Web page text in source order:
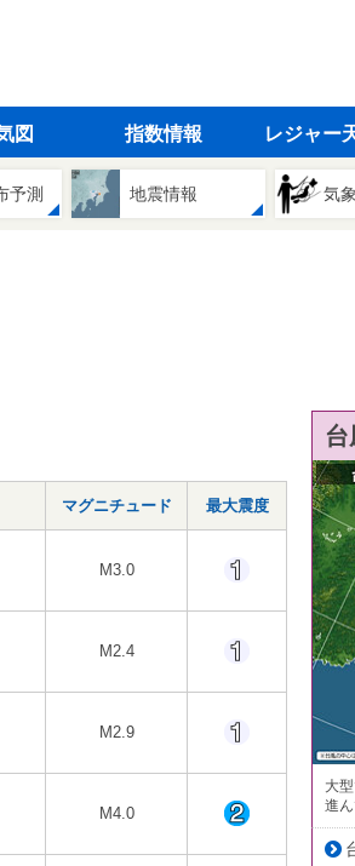
図 指数情報 レジャー
予測 地震情報 気
マグニチュード 最大震度
M3.0
M2.4
M2.9
M4.0
大
進